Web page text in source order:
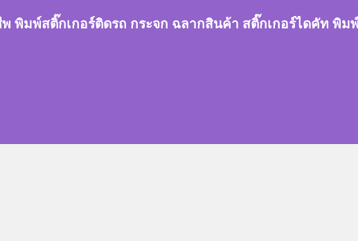
พิมพ์สติ๊กเกอร์ติดรถ กระจก ฉลากสินค้า สติ๊กเกอร์ไดคัท พิม